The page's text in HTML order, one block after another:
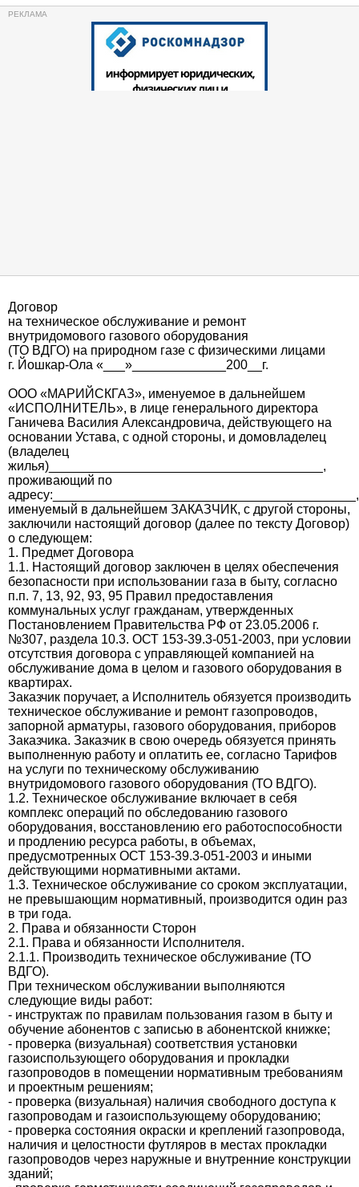
Договор
на техническое обслуживание и ремонт
внутридомового газового оборудования
(ТО ВДГО) на природном газе с физическими лицами
г. Йошкар-Ола «___»_____________200__г.
ООО «МАРИЙСКГАЗ», именуемое в дальнейшем
«ИСПОЛНИТЕЛЬ», в лице генерального директора
Ганичева Василия Александровича, действующего на
основании Устава, с одной стороны, и домовладелец
(владелец
жилья)______________________________________,
проживающий по
адресу:__________________________________________,
именуемый в дальнейшем ЗАКАЗЧИК, с другой стороны,
заключили настоящий договор (далее по тексту Договор)
о следующем:
1. Предмет Договора
1.1. Настоящий договор заключен в целях обеспечения
безопасности при использовании газа в быту, согласно
п.п. 7, 13, 92, 93, 95 Правил предоставления
коммунальных услуг гражданам, утвержденных
Постановлением Правительства РФ от 23.05.2006 г.
№307, раздела 10.3. ОСТ 153-39.3-051-2003, при условии
отсутствия договора с управляющей компанией на
обслуживание дома в целом и газового оборудования в
квартирах.
Заказчик поручает, а Исполнитель обязуется производить
техническое обслуживание и ремонт газопроводов,
запорной арматуры, газового оборудования, приборов
Заказчика. Заказчик в свою очередь обязуется принять
выполненную работу и оплатить ее, согласно Тарифов
на услуги по техническому обслуживанию
внутридомового газового оборудования (ТО ВДГО).
1.2. Техническое обслуживание включает в себя
комплекс операций по обследованию газового
оборудования, восстановлению его работоспособности
и продлению ресурса работы, в объемах,
предусмотренных ОСТ 153-39.3-051-2003 и иными
действующими нормативными актами.
1.3. Техническое обслуживание со сроком эксплуатации,
не превышающим нормативный, производится один раз
в три года.
2. Права и обязанности Сторон
2.1. Права и обязанности Исполнителя.
2.1.1. Производить техническое обслуживание (ТО
ВДГО).
При техническом обслуживании выполняются
следующие виды работ:
- инструктаж по правилам пользования газом в быту и
обучение абонентов с записью в абонентской книжке;
- проверка (визуальная) соответствия установки
газоиспользующего оборудования и прокладки
газопроводов в помещении нормативным требованиям
и проектным решениям;
- проверка (визуальная) наличия свободного доступа к
газопроводам и газоиспользующему оборудованию;
- проверка состояния окраски и креплений газопровода,
наличия и целостности футляров в местах прокладки
газопроводов через наружные и внутренние конструкции
зданий;